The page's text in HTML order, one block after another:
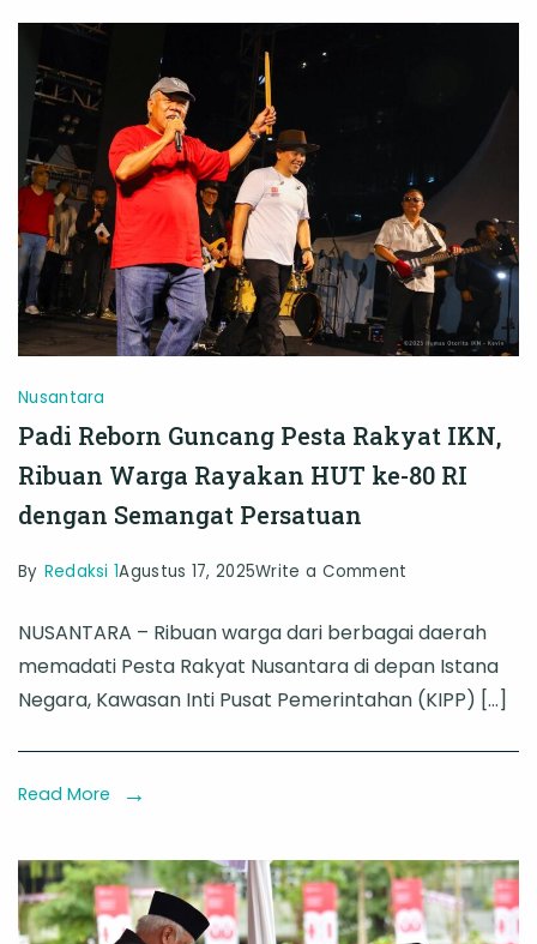
Lintasi
Nusantara
Padi Reborn Guncang Pesta Rakyat IKN,
Ribuan Warga Rayakan HUT ke-80 RI
dengan Semangat Persatuan
By Redaksi 1Agustus 17, 2025Write a Comment
Reborn
Guncang
Pesta
Rakyat
Warga
Rayakan
HUT
NUSANTARA – Ribuan warga dari berbagai daerah
memadati Pesta Rakyat Nusantara di depan Istana
Negara, Kawasan Inti Pusat Pemerintahan (KIPP) […]
Read More